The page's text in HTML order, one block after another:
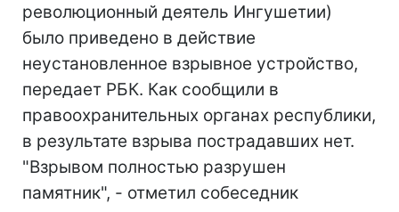
революционный деятель Ингушетии)
было приведено в действие
неустановленное взрывное устройство,
передает РБК. Как сообщили в
правоохранительных органах республики,
в результате взрыва пострадавших нет.
"Взрывом полностью разрушен
памятник", - отметил собеседник